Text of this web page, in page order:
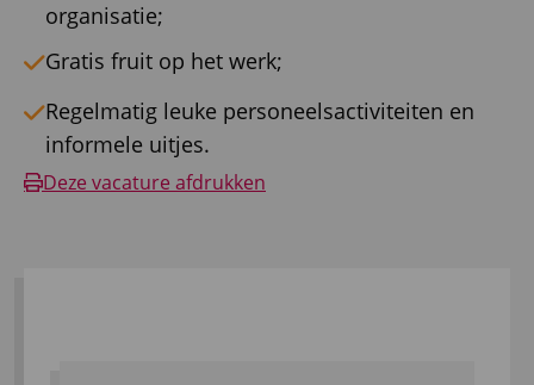
organisatie;
Gratis fruit op het werk;
Regelmatig leuke personeelsactiviteiten en
informele uitjes.
Deze vacature afdrukken